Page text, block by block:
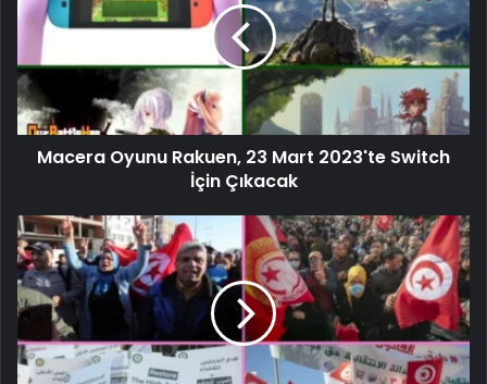
Macera Oyunu Rakuen, 23 Mart 2023'te Switch
İçin Çıkacak